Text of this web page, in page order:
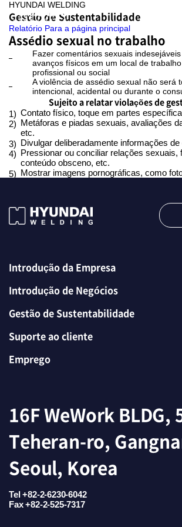
HYUNDAI WELDING
Gestão de Sustentabilidade
Relatório Para a página principal
Assédio sexual no trabalho
Fazer comentários sexuais
avanços físicos em um local de
profissional ou social
A violência de assédio sexual não será
intencional, acidental ou durante o
Sujeito a relatar violações de
1) Contato físico, toque em partes
2) Metáforas e piadas sexuais, avaliações
etc.
3) Divulgar deliberadamente informações
4) Pressionar ou conciliar relações sexuais,
conteúdo obsceno, etc.
5) Mostrar imagens pornográficas, como
Introdução da Empresa
Introdução de Negócios
Gestão de Sustentabilidade
Suporte ao cliente
Emprego
16F WeWork BLDG,
Teheran-ro,
Seoul, Korea
Tel +82-2-6230-6042
Fax +82-2-525-7317